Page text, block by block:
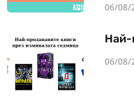
06/08/
Най-
06/08/